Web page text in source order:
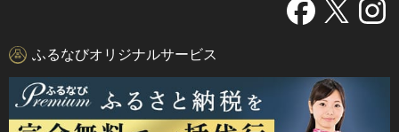
ふるなびオリジナルサービス